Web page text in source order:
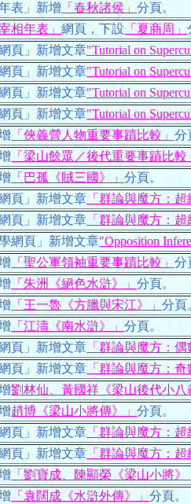
表」新增「春秋諸侯」分頁。
相年表」網頁，下設「夏商周」
頁」新增文章"Tutorial on
頁」新增文章"Tutorial on
頁」新增文章"Tutorial on
頁」新增文章"Tutorial on
「俠義營人物重要事蹟比較」分
「梁山餘眾／後代重要事蹟比較
「巴孤《賊三國》」分頁。
頁」新增文章「群論與魔方：
頁」新增文章「群論與魔方：
網頁」新增文章"Opposition
「聖公軍領袖重要事蹟比較」分
「朱洲《絕色水滸》」分頁。
「王一魯《方臘與宋江》」分頁
「江濤《南水滸》」分頁。
頁」新增文章「群論與魔方：
頁」新增文章「群論與魔方：
劉林仙、黃國祥《梁山後代小八
趙博《梁山小將傳》」分頁。
頁」新增文章「群論與魔方：
頁」新增文章「群論與魔方：
「劉寶成、陳顯榮《梁山小將》
「袁闊成《水滸外傳》」分頁。